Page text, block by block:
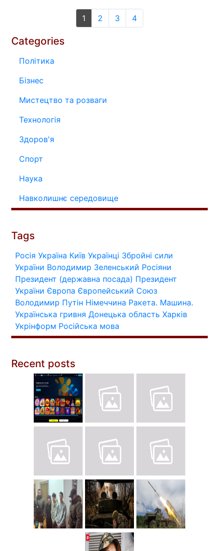
1 2 3 4
Categories
Політика
Бізнес
Мистецтво та розваги
Технологія
Здоров'я
Спорт
Наука
Навколишнє середовище
Tags
Росія Україна Київ Українці Збройні сили
України Володимир Зеленський Росіяни
Президент (державна посада) Президент
України Європа Європейський Союз
Володимир Путін Німеччина Ракета. Машина.
Українська гривня Донецька область Харків
Укрінформ Російська мова
Recent posts